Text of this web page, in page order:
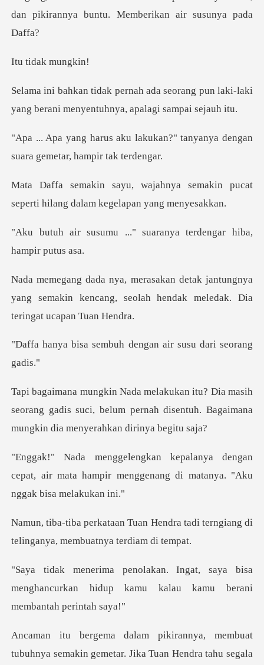
dak mu
eorang pun laki-laki
yang berani men
kukan?" tanyanya dengan
suara
a semakin pucat
seperti hilang d
.." suaranya terdengar
ntungnya
yang semakin kencang, seolah hend
mbuh dengan air susu
ih
seorang gadis suci, belum pernah disentuh. Baga
ngan
cepat, air mata hampir menggenang di
Hendra tadi terngiang di
telinga
saya bisa
menghancurkan hidup kamu kala
semakin gemetar. Jika Tuan Hendra tahu segala